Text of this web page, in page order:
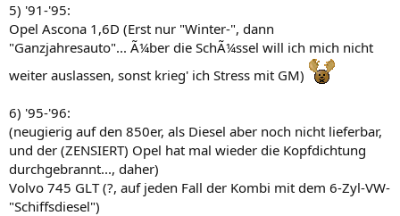
5) '91-'95:
Opel Ascona 1,6D (Erst nur "Winter-", dann
"Ganzjahresauto"... Ã¼ber die SchÃ¼ssel will ich mich nicht
weiter auslassen, sonst krieg' ich Stress mit GM)
6) '95-'96:
(neugierig auf den 850er, als Diesel aber noch nicht lieferbar,
und der (ZENSIERT) Opel hat mal wieder die Kopfdichtung
durchgebrannt..., daher)
Volvo 745 GLT (?, auf jeden Fall der Kombi mit dem 6-Zyl-VW-
"Schiffsdiesel")